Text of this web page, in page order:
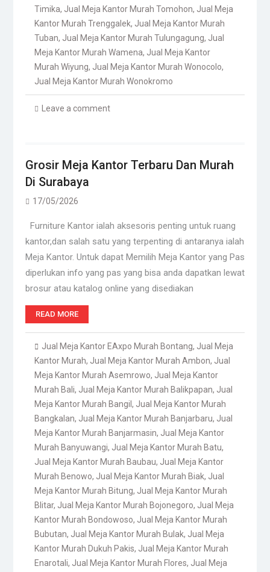
Timika, Jual Meja Kantor Murah Tomohon, Jual Meja
Kantor Murah Trenggalek, Jual Meja Kantor Murah
Tuban, Jual Meja Kantor Murah Tulungagung, Jual
Meja Kantor Murah Wamena, Jual Meja Kantor
Murah Wiyung, Jual Meja Kantor Murah Wonocolo,
Jual Meja Kantor Murah Wonokromo
Leave a comment
Grosir Meja Kantor Terbaru Dan Murah
Di Surabaya
17/05/2026
Furniture Kantor ialah aksesoris penting untuk ruang
kantor,dan salah satu yang terpenting di antaranya ialah
Meja Kantor. Untuk dapat Memilih Meja Kantor yang Pas
diperlukan info yang pas yang bisa anda dapatkan lewat
brosur atau katalog online yang disediakan
READ MORE
Jual Meja Kantor EAxpo Murah Bontang, Jual Meja
Kantor Murah, Jual Meja Kantor Murah Ambon, Jual
Meja Kantor Murah Asemrowo, Jual Meja Kantor
Murah Bali, Jual Meja Kantor Murah Balikpapan, Jual
Meja Kantor Murah Bangil , Jual Meja Kantor Murah
Bangkalan, Jual Meja Kantor Murah Banjarbaru, Jual
Meja Kantor Murah Banjarmasin, Jual Meja Kantor
Murah Banyuwangi, Jual Meja Kantor Murah Batu,
Jual Meja Kantor Murah Baubau, Jual Meja Kantor
Murah Benowo, Jual Meja Kantor Murah Biak, Jual
Meja Kantor Murah Bitung, Jual Meja Kantor Murah
Blitar, Jual Meja Kantor Murah Bojonegoro, Jual Meja
Kantor Murah Bondowoso, Jual Meja Kantor Murah
Bubutan, Jual Meja Kantor Murah Bulak, Jual Meja
Kantor Murah Dukuh Pakis, Jual Meja Kantor Murah
Enarotali, Jual Meja Kantor Murah Flores, Jual Meja